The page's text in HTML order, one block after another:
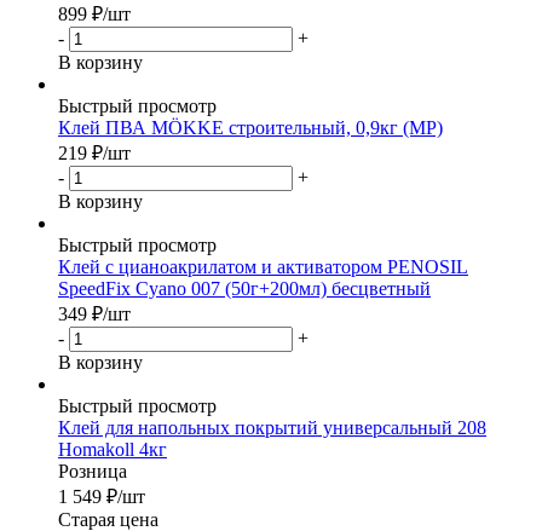
899 ₽/шт
-
+
В корзину
Быстрый просмотр
Клей ПВА MÖKKE строительный, 0,9кг (МР)
219 ₽/шт
-
+
В корзину
Быстрый просмотр
Клей с цианоакрилатом и активатором PENOSIL
SpeedFix Cyano 007 (50г+200мл) бесцветный
349 ₽/шт
-
+
В корзину
Быстрый просмотр
Клей для напольных покрытий универсальный 208
Homakoll 4кг
Розница
1 549 ₽/шт
Старая цена